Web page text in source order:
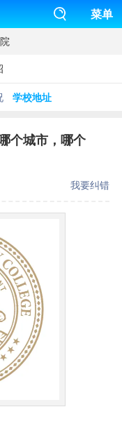
菜单
学校地址
个城市，哪个
我要纠错